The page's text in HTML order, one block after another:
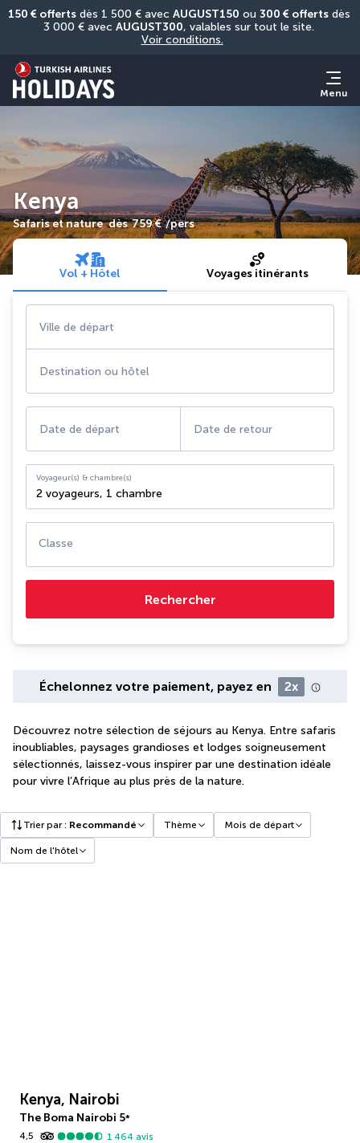
150 € offerts dès 1 500 € avec AUGUST150 ou 300 € offerts dès
3 000 € avec AUGUST300
Voir conditions.
Menu
Kenya
Safaris et nature dès 759 € /pers
Vol + Hôtel Voyages itinérants
Ville de départ
Destination ou hôtel
Date de départ Date de retour
Voyageur(s) & chambre(s)
2 voyageurs, 1 chambre
Classe
Rechercher
Échelonnez votre paiement, payez en 2x
Découvrez notre sélection de séjours au Kenya. Entre safaris
inoubliables, paysages grandioses et lodges soigneusement
sélectionnés, laissez-vous inspirer par une destination idéale
pour vivre l’Afrique au plus près de la nature.
Trier par: Recommandé Thème Mois de départ
Nom de l'hôtel
Kenya, Nairobi
The Boma Nairobi 5*
4,5
1 464 avis